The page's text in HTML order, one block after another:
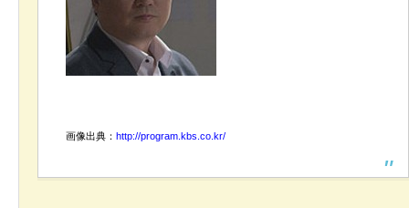
画像出典： http://program.kbs.co.kr/